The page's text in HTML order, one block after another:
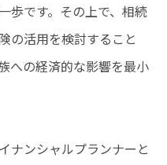
歩です。その上で、相続
の活用を検討すること
への経済的な影響を最小
ナンシャルプランナーと